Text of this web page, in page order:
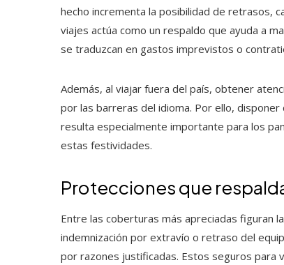
hecho incrementa la posibilidad de retrasos,
viajes actúa como un respaldo que ayuda a
se traduzcan en gastos imprevistos o
Además, al viajar fuera del país, obtener
por las barreras del idioma. Por ello,
resulta especialmente importante para los
estas festividades.
Protecciones que
Entre las coberturas más apreciadas figuran
indemnización por extravío o retraso del
por razones justificadas. Estos seguros